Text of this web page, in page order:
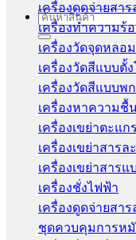
Search
for:
เครื่องดูดจ่ายสา
เครื่องทำความร้
เครื่องวัดจุดหลอ
เครื่องวัดสีแบบตั้ง
เครื่องวัดสีแบบพ
เครื่องหาความชื้
เครื่องเขย่าตะแก
เครื่องเขย่าสาร
เครื่องเขย่าสารแ
เครื่องชั่งไฟฟ้า
เครื่องดูดจ่ายสา
ชุดควบคุมการห